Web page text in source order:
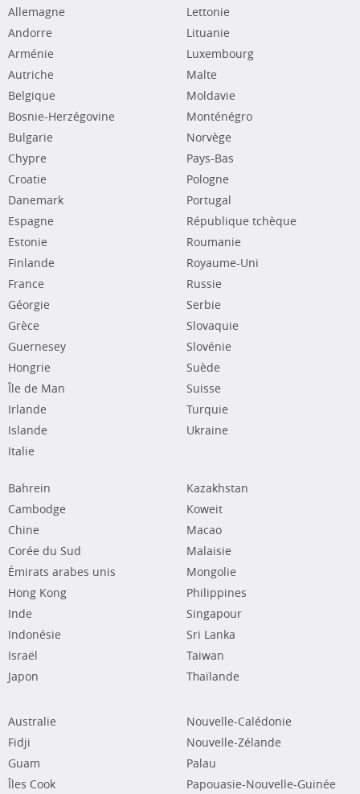
Allemagne
Andorre
Arménie
Autriche
Belgique
Bosnie-Herzégovine
Bulgarie
Chypre
Croatie
Danemark
Espagne
Estonie
Finlande
France
Géorgie
Grèce
Guernesey
Hongrie
Île de Man
Irlande
Islande
Italie
Lettonie
Lituanie
Luxembourg
Malte
Moldavie
Monténégro
Norvège
Pays-Bas
Pologne
Portugal
République tchèque
Roumanie
Royaume-Uni
Russie
Serbie
Slovaquie
Slovénie
Suède
Suisse
Turquie
Ukraine
Bahrein
Cambodge
Chine
Corée du Sud
Émirats arabes unis
Hong Kong
Inde
Indonésie
Israël
Japon
Kazakhstan
Koweit
Macao
Malaisie
Mongolie
Philippines
Singapour
Sri Lanka
Taiwan
Thaïlande
Australie
Fidji
Guam
Îles Cook
Nouvelle-Calédonie
Nouvelle-Zélande
Palau
Papouasie-Nouvelle-Guinée